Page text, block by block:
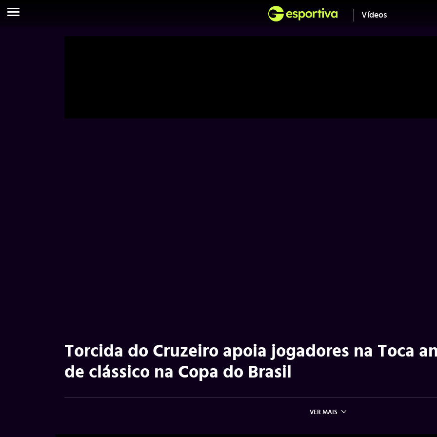
Vídeos
Torcida do Cruzeiro apoia jogadores na Toca
de clássico na Copa do Brasil
VER MAIS